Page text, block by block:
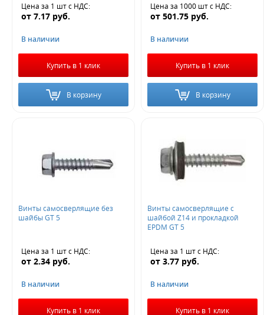
Цена за 1 штс НДС:
от 7.17 руб.
В наличии
Купить в 1 клик
В корзину
Цена за 1000 штс НДС:
от 501.75 руб.
В наличии
Купить в 1 клик
В корзину
Винты самосверлящие без
шайбы GT 5
Цена за 1 штс НДС:
от 2.34 руб.
В наличии
Купить в 1 клик
Винты самосверлящие с
шайбой Z14 и прокладкой
EPDM GT 5
Цена за 1 штс НДС:
от 3.77 руб.
В наличии
Купить в 1 клик